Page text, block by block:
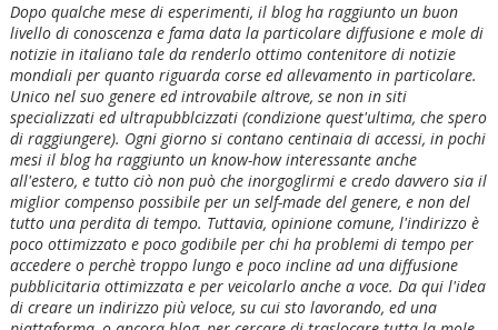
Dopo qualche mese di esperimenti, il blog ha raggiunto un buon
livello di conoscenza e fama data la particolare diffusione e mole di
notizie in italiano tale da renderlo ottimo contenitore di notizie
mondiali per quanto riguarda corse ed allevamento in particolare.
Unico nel suo genere ed introvabile altrove, se non in siti
specializzati ed ultrapubblcizzati (condizione quest'ultima, che spero
di raggiungere). Ogni giorno si contano centinaia di accessi, in pochi
mesi il blog ha raggiunto un know-how interessante anche
all'estero, e tutto ciò non può che inorgoglirmi e credo davvero sia il
miglior compenso possibile per un self-made del genere, e non del
tutto una perdita di tempo. Tuttavia, opinione comune, l'indirizzo è
poco ottimizzato e poco godibile per chi ha problemi di tempo per
accedere o perchè troppo lungo e poco incline ad una diffusione
pubblicitaria ottimizzata e per veicolarlo anche a voce. Da qui l'idea
di creare un indirizzo più veloce, su cui sto lavorando, ed una